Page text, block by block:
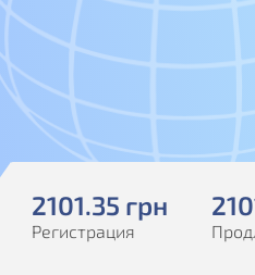
2101.35 грн
Регистрация